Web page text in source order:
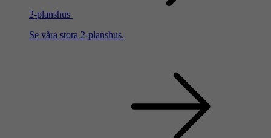
2-planshus
Se våra stora 2-planshus.